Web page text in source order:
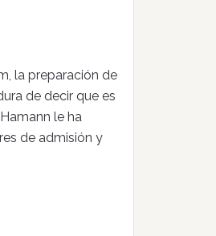
la preparación de
de decir que es
le ha
de admisión y